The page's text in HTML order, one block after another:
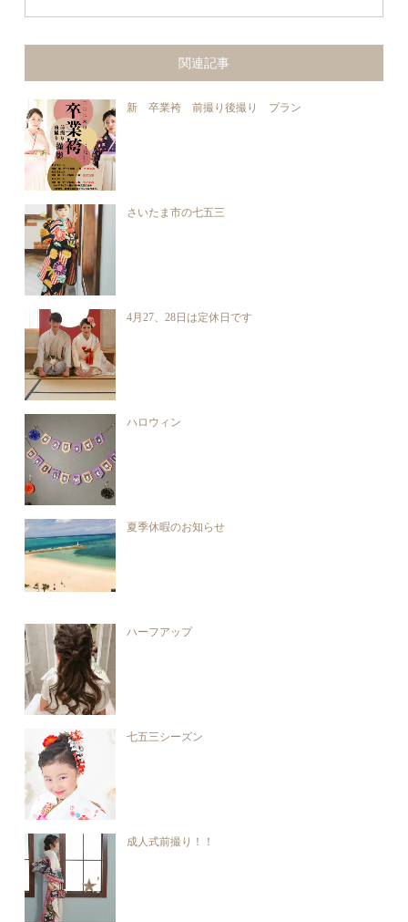
関連記事
新 卒業袴 前撮り後撮り プラン
さいたま市の七五三
4月27、28日は定休日です
ハロウィン
夏季休暇のお知らせ
ハーフアップ
七五三シーズン
成人式前撮り！！